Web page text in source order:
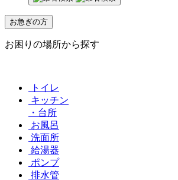
お急ぎの方
お困りの場所から探す
トイレ
キッチン
・台所
お風呂
洗面所
給湯器
ポンプ
排水管